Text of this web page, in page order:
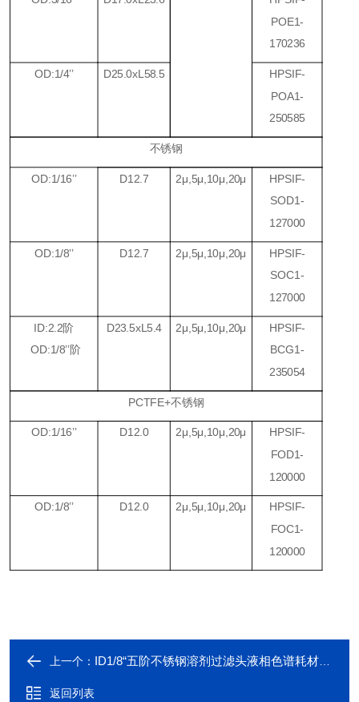
POE1-
170236
OD:1/4’’ D25.0xL58.5
HPSIF-
POA1-
250585
不锈钢
OD:1/16’’ D12.7 2μ ,5μ ,10μ ,20μ
HPSIF-
SOD1-
127000
OD:1/8’’ D12.7 2μ ,5μ ,10μ ,20μ
HPSIF-
SOC1-
127000
ID:2.2阶
OD:1/8’’阶
D23.5xL5.4 2μ ,5μ ,10μ ,20μ
HPSIF-
BCG1-
235054
PCTFE+不锈钢
OD:1/16’’ D12.0 2μ ,5μ ,10μ ,20μ HPSIF-
FOD1-
120000
OD:1/8’’ D12.0 2μ ,5μ ,10μ ,20μ
HPSIF-
FOC1-
120000
上一个： ID1/8“五阶不锈钢溶剂过滤头液相色谱耗材沉子
返回列表